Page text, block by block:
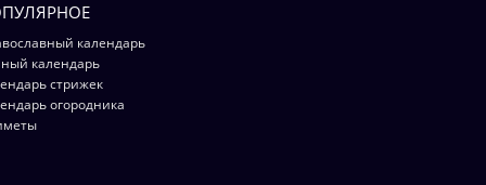
календарь
календарь
стрижек
огородника